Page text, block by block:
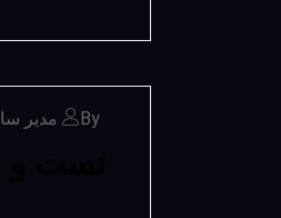
By مدیر سایت